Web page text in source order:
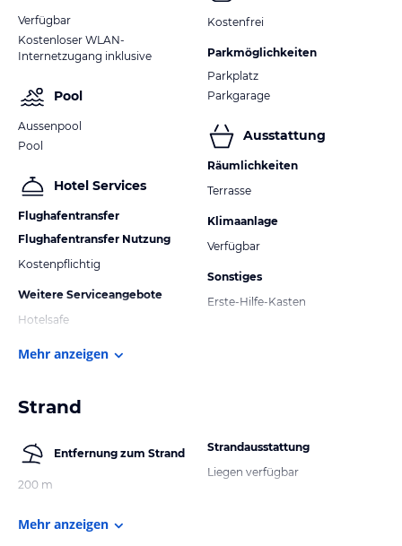
Verfügbar
Kostenloser WLAN-
Internetzugang inklusive
Pool
Aussenpool
Pool
Hotel Services
Flughafentransfer
Flughafentransfer Nutzung
Kostenpflichtig
Weitere Serviceangebote
Hotelsafe
Kostenfrei
Parkmöglichkeiten
Parkplatz
Parkgarage
Ausstattung
Räumlichkeiten
Terrasse
Klimaanlage
Verfügbar
Sonstiges
Erste-Hilfe-Kasten
Mehr anzeigen
Strand
Entfernung zum Strand
200 m
Strandausstattung
Liegen verfügbar
Mehr anzeigen